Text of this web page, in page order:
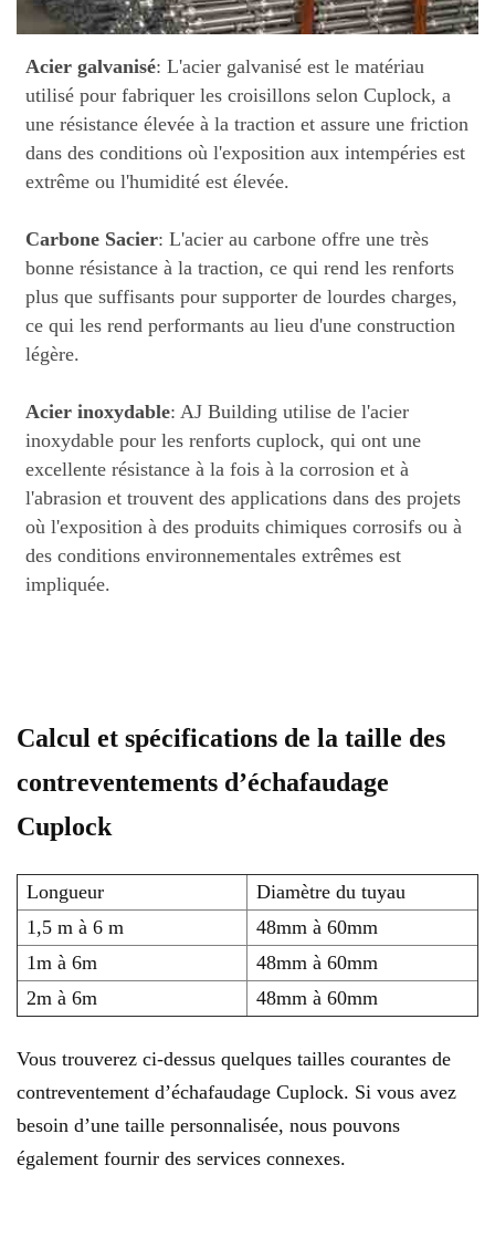
Acier galvanisé: L'acier galvanisé est le matériau
utilisé pour fabriquer les croisillons selon Cuplock, a
une résistance élevée à la traction et assure une friction
dans des conditions où l'exposition aux intempéries est
extrême ou l'humidité est élevée.
Carbone Sacier: L'acier au carbone offre une très
bonne résistance à la traction, ce qui rend les renforts
plus que suffisants pour supporter de lourdes charges,
ce qui les rend performants au lieu d'une construction
légère.
Acier inoxydable: AJ Building utilise de l'acier
inoxydable pour les renforts cuplock, qui ont une
excellente résistance à la fois à la corrosion et à
l'abrasion et trouvent des applications dans des projets
où l'exposition à des produits chimiques corrosifs ou à
des conditions environnementales extrêmes est
impliquée.
Calcul et spécifications de la taille des
contreventements d’échafaudage
Cuplock
Longueur
Diamètre du tuyau
1,5 m à 6 m
48mm à 60mm
1m à 6m
48mm à 60mm
2m à 6m
48mm à 60mm
Vous trouverez ci-dessus quelques tailles courantes de
contreventement d’échafaudage Cuplock. Si vous avez
besoin d’une taille personnalisée, nous pouvons
également fournir des services connexes.